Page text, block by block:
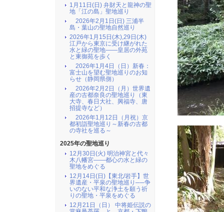
1月11日(日) 弁財天と龍神の聖
地「江の島」聖地巡り
2026年2月1日(日) 三浦半
島・葉山の聖地自然巡り
2026年1月15日(木),29日(木)
江戸から東京に受け継がれた
水と緑の聖地――皇居の外苑
と東御苑を歩く
2026年1月4日（日）新春：
富士山を望む聖地巡りのお知
らせ（静岡県側）
2026年2月2日（月）世界遺
産の古都奈良の聖地巡り（東
大寺、春日大社、興福寺、唐
招提寺など）
2026年1月12日（月祝）京
都初詣聖地巡り～新春の古都
の寺社を巡る～
2025年の聖地巡り
12月30日(火) 明治神宮と代々
木八幡宮――都心の水と緑の
聖地をめぐる
12月14日(日)【東北/岩手】世
界遺産・平泉の聖地巡り──争
いのない平和な浄土を願う祈
りの聖地・平泉をめぐる
12月21日（日） 中将姫伝説の